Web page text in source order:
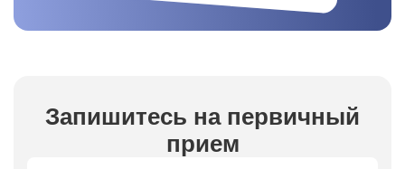
Запишитесь на первичный
прием